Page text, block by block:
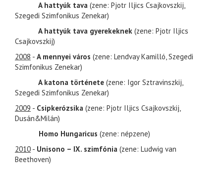
A hattyúk tava (zene: Pjotr Iljics Csajkovszkij,
Szegedi Szimfonikus Zenekar)
A hattyúk tava gyerekeknek (zene: Pjotr Iljics
Csajkovszkij)
2008 - A mennyei város (zene: Lendvay Kamilló, Szegedi
Szimfonikus Zenekar)
A katona története (zene: Igor Sztravinszkij,
Szegedi Szimfonikus Zenekar)
2009 - Csipkerózsika (zene: Pjotr Iljics Csajkovszkij,
Dusán&Milán)
Homo Hungaricus (zene: népzene)
2010 - Unisono – IX. szimfónia (zene: Ludwig van
Beethoven)